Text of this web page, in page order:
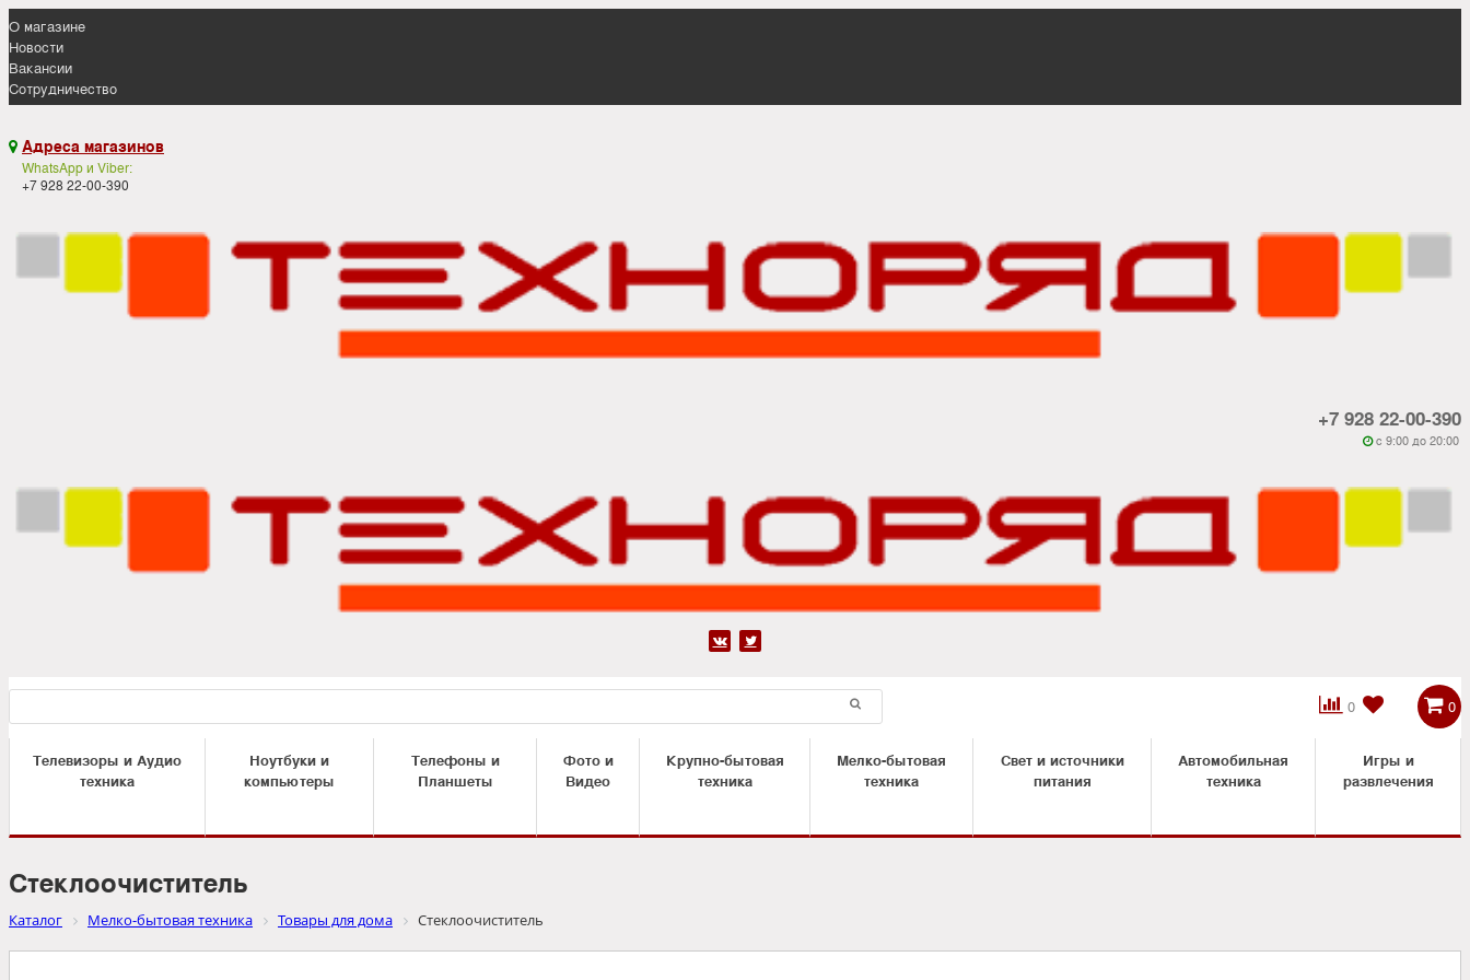
О магазине
Новости
Вакансии
Сотрудничество
 Адреса магазинов
WhatsApp и Viber:
+7 928 22-00-390
+7 928 22-00-390
 c 9:00 до 20:00
 
0

 0
Телевизоры и Аудио
техника
Ноутбуки и
компьютеры
Телефоны и
Планшеты
Фото и
Видео
Крупно-бытовая
техника
Мелко-бытовая
техника
Свет и источники
питания
Автомобильная
техника
Игры и
развлечения
Стеклоочиститель
Каталог Мелко-бытовая техника Товары для дома Стеклоочиститель